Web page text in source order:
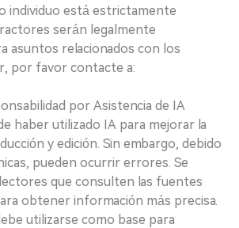
individuo está estrictamente
serán legalmente
asuntos relacionados con los
por favor contacte a:
por Asistencia de IA
haber utilizado IA para mejorar la
y edición. Sin embargo, debido
pueden ocurrir errores. Se
que consulten las fuentes
obtener información más precisa.
utilizarse como base para